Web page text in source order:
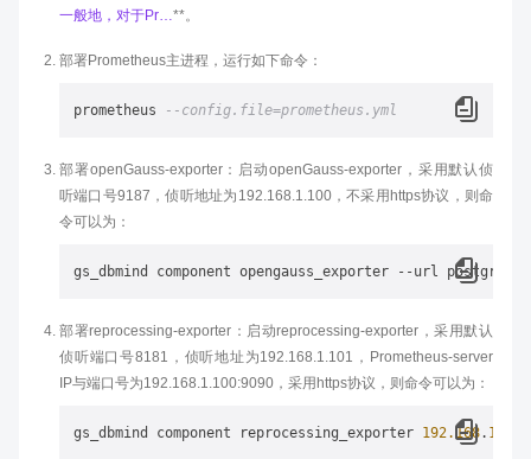
一般地，对于Pr…**。
部署Prometheus主进程，运行如下命令：
prometheus --config.file=prometheus.yml
部署openGauss-exporter：启动openGauss-exporter，采用默认侦
听端口号9187，侦听地址为192.168.1.100，不采用https协议，则命
令可以为：
部署reprocessing-exporter：启动reprocessing-exporter，采用默认
侦听端口号8181，侦听地址为192.168.1.101，Prometheus-server
IP与端口号为192.168.1.100:9090，采用https协议，则命令可以为：
gs_dbmind component reprocessing_exporter 192.168. 1.100